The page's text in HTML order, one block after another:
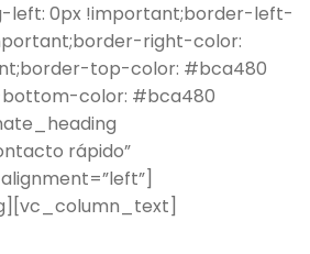
left: 0px !important;border-left-
right-color:
top-color: #bca480
color: #bca480
rápido”